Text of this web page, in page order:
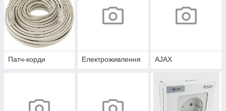
Патч-корди Електроживлення AJAX